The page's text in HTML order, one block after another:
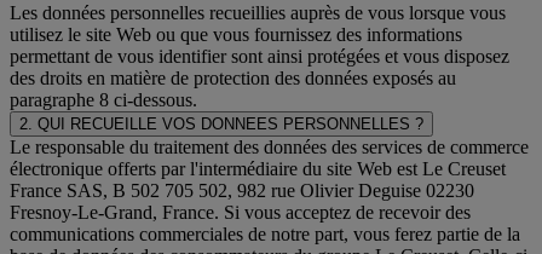
Les données personnelles recueillies auprès de vous lorsque vous
utilisez le site Web ou que vous fournissez des informations
permettant de vous identifier sont ainsi protégées et vous disposez
des droits en matière de protection des données exposés au
paragraphe 8 ci-dessous.
2. QUI RECUEILLE VOS DONNEES PERSONNELLES ?
Le responsable du traitement des données des services de commerce
électronique offerts par l'intermédiaire du site Web est Le Creuset
France SAS, B 502 705 502, 982 rue Olivier Deguise 02230
Fresnoy-Le-Grand, France. Si vous acceptez de recevoir des
communications commerciales de notre part, vous ferez partie de la